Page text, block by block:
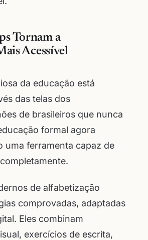
Tornam a
Acessível
da educação está
das telas dos
de brasileiros que nunca
formal agora
uma ferramenta capaz de
de alfabetização
comprovadas, adaptadas
Eles combinam
exercícios de escrita,